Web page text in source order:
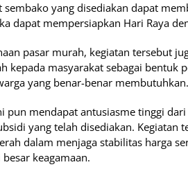
sembako yang disediakan dapat
dapat mempersiapkan Hari Raya
pasar murah, kegiatan tersebut
kepada masyarakat sebagai bentuk
yang benar-benar membutuhkan.
pun mendapat antusiasme tinggi
yang telah disediakan. Kegiatan
dalam menjaga stabilitas harga
keagamaan.